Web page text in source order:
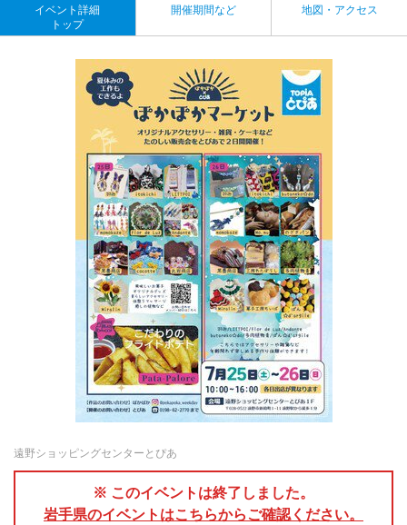
イベント詳細
トップ
開催期間など 地図・アクセス
遠野ショッピングセンターとぴあ
※ このイベントは終了しました。
岩手県のイベントはこちらからご確認ください。